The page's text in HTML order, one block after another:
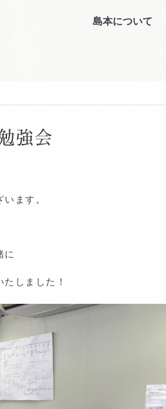
島本について
強会
ます。
に
たしました！